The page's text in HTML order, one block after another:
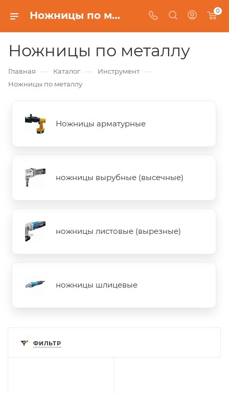
Ножницы по металлу 0
Ножницы по металлу
Главная — Каталог — Инструмент —
Ножницы по металлу
Ножницы арматурные
ножницы вырубные (высечные)
ножницы листовые (вырезные)
ножницы шлицевые
ФИЛЬТР